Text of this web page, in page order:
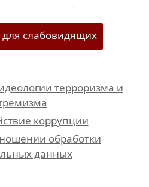
слабовидящих
терроризма и
коррупции
обработки
данных